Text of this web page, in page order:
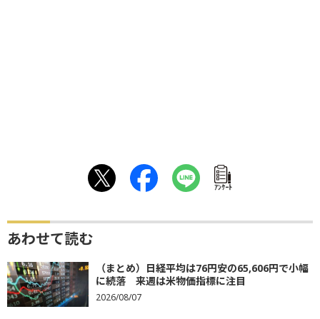
ｱﾝｹｰﾄ
あわせて読む
（まとめ）日経平均は76円安の65,606円で小幅
に続落 来週は米物価指標に注目
2026/08/07